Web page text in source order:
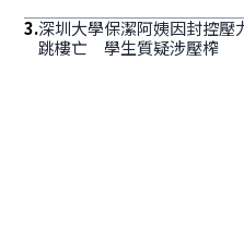
3.深圳大學保潔阿姨因封控壓
跳樓亡 學生質疑涉壓榨